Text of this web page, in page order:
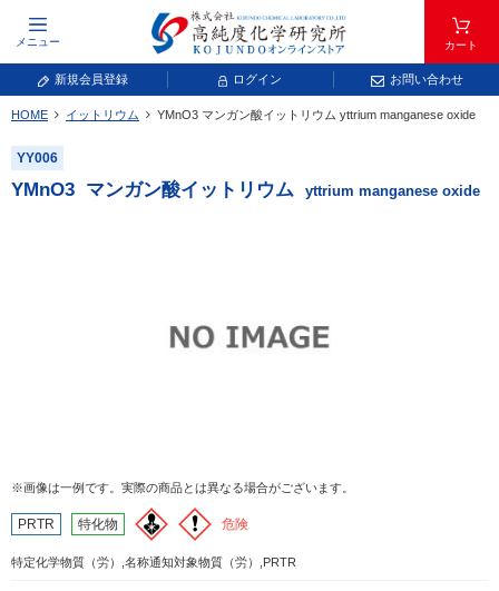
メニュー カート
新規会員登録 ログイン お問い合わせ
元素記号で検索する
元素周期表をタップすると、拡大表示されます。拡大した表から元素記号をタップ
し、一覧へ移動してください。
キーワードで検索する
フリーワードで検索
HOME イットリウム YMnO3 マンガン酸イットリウム yttrium manganese oxide
YY006
YMnO3 マンガン酸イットリウム yttrium manganese oxide
※画像は一例です。実際の商品とは異なる場合がございます。
PRTR 特化物 危険
特定化学物質（労）,名称通知対象物質（労）,PRTR